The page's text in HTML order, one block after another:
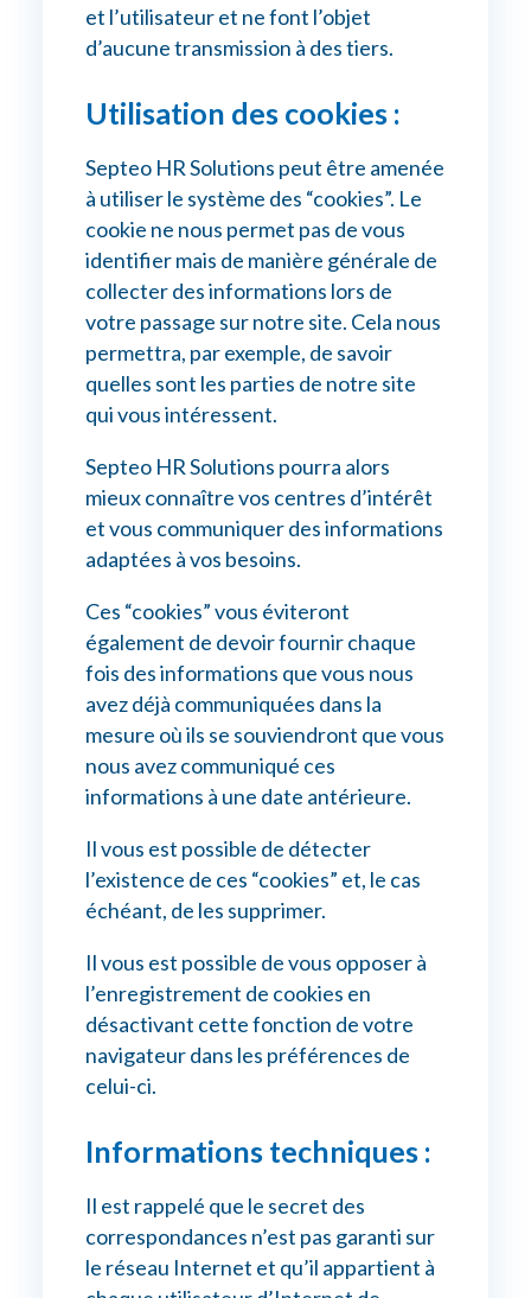
et l’utilisateur et ne font l’objet
d’aucune transmission à des tiers.
Utilisation des cookies :
Septeo HR Solutions peut être amenée
à utiliser le système des “cookies”. Le
cookie ne nous permet pas de vous
identifier mais de manière générale de
collecter des informations lors de
votre passage sur notre site. Cela nous
permettra, par exemple, de savoir
quelles sont les parties de notre site
qui vous intéressent.
Septeo HR Solutions pourra alors
mieux connaître vos centres d’intérêt
et vous communiquer des informations
adaptées à vos besoins.
Ces “cookies” vous éviteront
également de devoir fournir chaque
fois des informations que vous nous
avez déjà communiquées dans la
mesure où ils se souviendront que vous
nous avez communiqué ces
informations à une date antérieure.
Il vous est possible de détecter
l’existence de ces “cookies” et, le cas
échéant, de les supprimer.
Il vous est possible de vous opposer à
l’enregistrement de cookies en
désactivant cette fonction de votre
navigateur dans les préférences de
celui-ci.
Informations techniques :
Il est rappelé que le secret des
correspondances n’est pas garanti sur
le réseau Internet et qu’il appartient à